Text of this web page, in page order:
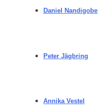
Daniel Nandigobe
Peter Jägbring
Annika Vestel